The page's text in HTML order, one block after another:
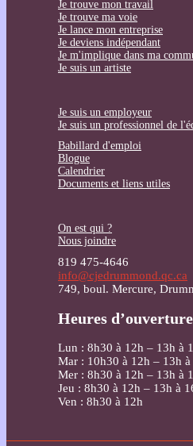
Je trouve mon travail
Je trouve ma voie
Je lance mon entreprise
Je deviens indépendant
Je m'implique dans ma
Je suis un artiste
Je suis un employeur
Je suis un professionnel de
Babillard d'emploi
Blogue
Calendrier
Documents et liens utiles
On est qui ?
Nous joindre
819 475-4646
info@cjedrummond.qc.ca
749, boul. Mercure,
Heures d’ouverture
Lun : 8h30 à 12h – 13h à
Mar : 10h30 à 12h – 13h à
Mer : 8h30 à 12h – 13h à
Jeu : 8h30 à 12h – 13h à
Ven : 8h30 à 12h